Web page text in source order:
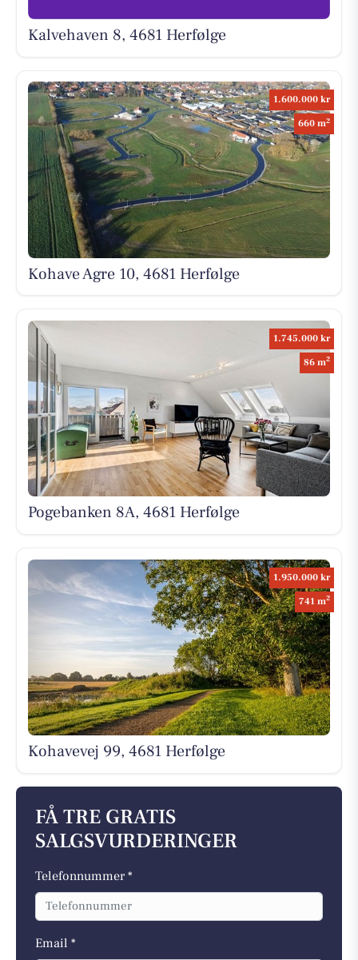
Kalvehaven 8, 4681 Herfølge
1.600.000 kr
660 m2
Kohave Agre 10, 4681 Herfølge
1.745.000 kr
86 m2
Pogebanken 8A, 4681 Herfølge
1.950.000 kr
741 m2
Kohavevej 99, 4681 Herfølge
FÅ TRE GRATIS
SALGSVURDERINGER
Telefonnummer *
Email *